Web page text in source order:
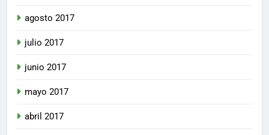
agosto 2017
julio 2017
junio 2017
mayo 2017
abril 2017